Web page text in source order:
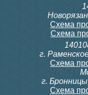
Схема
Схема
г.
Схема
г.
Схема